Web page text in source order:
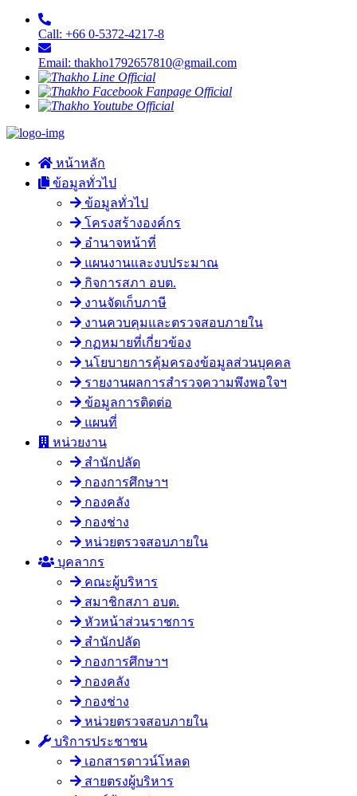
Call: +66 0-5372-4217-8
Email: thakho1792657810@gmail.com
หน้าหลัก
ข้อมูลทั่วไป
ข้อมูลทั่วไป
โครงสร้างองค์กร
อำนาจหน้าที่
แผนงานและงบประมาณ
กิจการสภา อบต.
งานจัดเก็บภาษี
งานควบคุมและตรวจสอบภายใน
กฏหมายที่เกี่ยวข้อง
นโยบายการคุ้มครองข้อมูลส่วนบุคคล
รายงานผลการสำรวจความพึงพอใจฯ
ข้อมูลการติดต่อ
แผนที่
หน่วยงาน
สำนักปลัด
กองการศึกษาฯ
กองคลัง
กองช่าง
หน่วยตรวจสอบภายใน
บุคลากร
คณะผู้บริหาร
สมาชิกสภา อบต.
หัวหน้าส่วนราชการ
สำนักปลัด
กองการศึกษาฯ
กองคลัง
กองช่าง
หน่วยตรวจสอบภายใน
บริการประชาชน
เอกสารดาวน์โหลด
สายตรงผู้บริหาร